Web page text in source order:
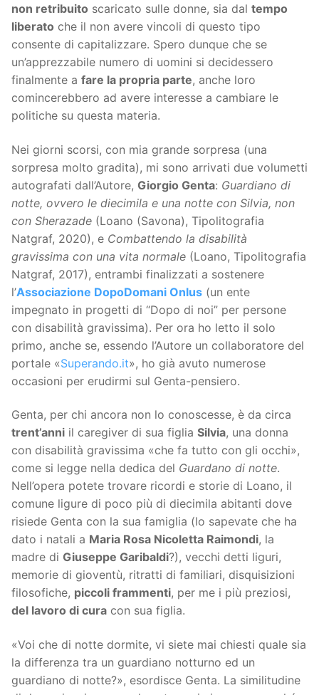
non retribuito scaricato sulle donne, sia dal tempo
liberato che il non avere vincoli di questo tipo
consente di capitalizzare. Spero dunque che se
un’apprezzabile numero di uomini si decidessero
finalmente a fare la propria parte, anche loro
comincerebbero ad avere interesse a cambiare le
politiche su questa materia.
Nei giorni scorsi, con mia grande sorpresa (una
sorpresa molto gradita), mi sono arrivati due volumetti
autografati dall’Autore, Giorgio Genta: Guardiano di
notte, ovvero le diecimila e una notte con Silvia, non
con Sherazade (Loano (Savona), Tipolitografia
Natgraf, 2020), e Combattendo la disabilità
gravissima con una vita normale (Loano, Tipolitografia
Natgraf, 2017), entrambi finalizzati a sostenere
l’Associazione DopoDomani Onlus (un ente
impegnato in progetti di “Dopo di noi” per persone
con disabilità gravissima). Per ora ho letto il solo
primo, anche se, essendo l’Autore un collaboratore del
portale «Superando.it», ho già avuto numerose
occasioni per erudirmi sul Genta-pensiero.
Genta, per chi ancora non lo conoscesse, è da circa
trent’anni il caregiver di sua figlia Silvia, una donna
con disabilità gravissima «che fa tutto con gli occhi»,
come si legge nella dedica del Guardano di notte.
Nell’opera potete trovare ricordi e storie di Loano, il
comune ligure di poco più di diecimila abitanti dove
risiede Genta con la sua famiglia (lo sapevate che ha
dato i natali a Maria Rosa Nicoletta Raimondi, la
madre di Giuseppe Garibaldi?), vecchi detti liguri,
memorie di gioventù, ritratti di familiari, disquisizioni
filosofiche, piccoli frammenti, per me i più preziosi,
del lavoro di cura con sua figlia.
«Voi che di notte dormite, vi siete mai chiesti quale sia
la differenza tra un guardiano notturno ed un
guardiano di notte?», esordisce Genta. La similitudine